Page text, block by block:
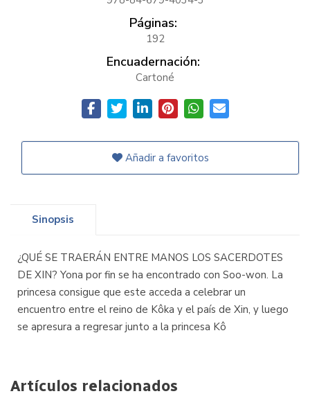
Páginas:
192
Encuadernación:
Cartoné
Añadir a favoritos
Sinopsis
¿QUÉ SE TRAERÁN ENTRE MANOS LOS SACERDOTES
DE XIN? Yona por fin se ha encontrado con Soo-won. La
princesa consigue que este acceda a celebrar un
encuentro entre el reino de Kôka y el país de Xin, y luego
se apresura a regresar junto a la princesa Kô
Artículos relacionados